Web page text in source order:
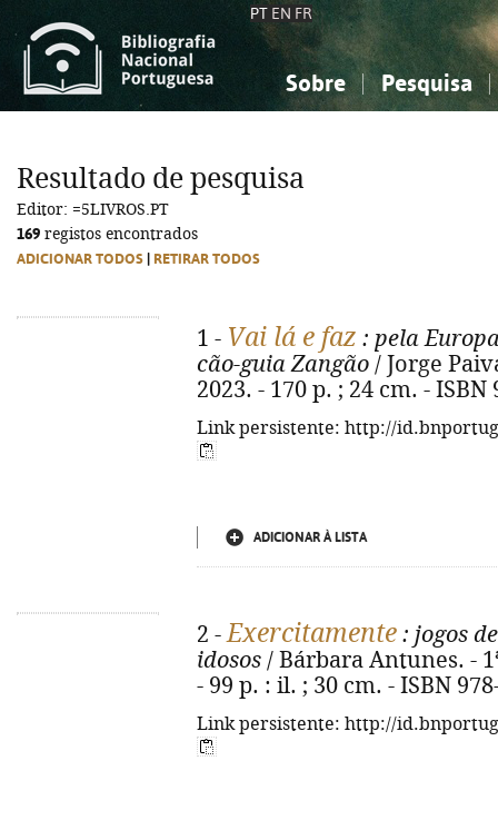
PT EN FR
Sobre Pesquisa
Ciências sociais...
Ciências sociais...
Resultado de pesquisa
Editor: =5LIVROS.PT
169 registos encontrados
ADICIONAR TODOS RETIRAR TODOS
1 - Vai lá e faz : pela
cão-guia Zangão / Jorge
2023. - 170 p. ; 24 cm. - ISBN
Link persistente: http://
ADICIONAR À LISTA
2 -Exercitamente : jogos
idosos / Bárbara Antunes. -
- 99 p. : il. ; 30 cm. - ISBN
Link persistente: http://